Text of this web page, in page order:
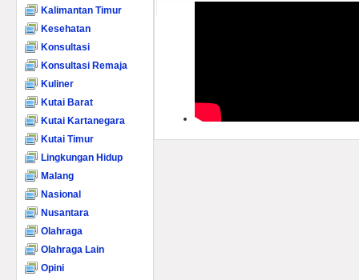
Kalimantan Timur
Kesehatan
Konsultasi
Konsultasi Remaja
Kuliner
Kutai Barat
Kutai Kartanegara
Kutai Timur
Lingkungan Hidup
Malang
Nasional
Nusantara
Olahraga
Olahraga Lain
Opini